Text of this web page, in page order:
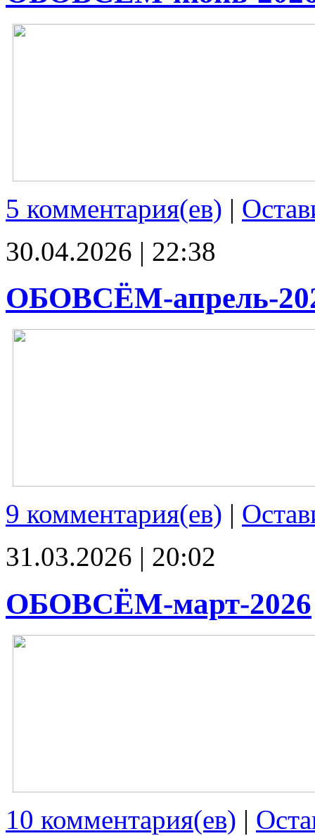
5 комментария(ев) |
30.04.2026 | 22:38
ОБОВСЁМ-апрель-
9 комментария(ев) |
31.03.2026 | 20:02
ОБОВСЁМ-март-2026
10 комментария(ев) |